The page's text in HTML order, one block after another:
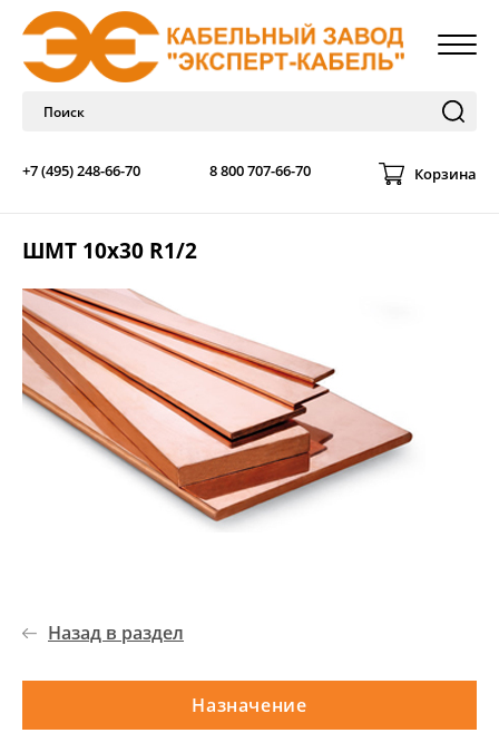
+7 (495) 248-66-70 8 800 707-66-70 Корзина
ШМТ 10х30 R1/2
Назад в раздел
Назначение